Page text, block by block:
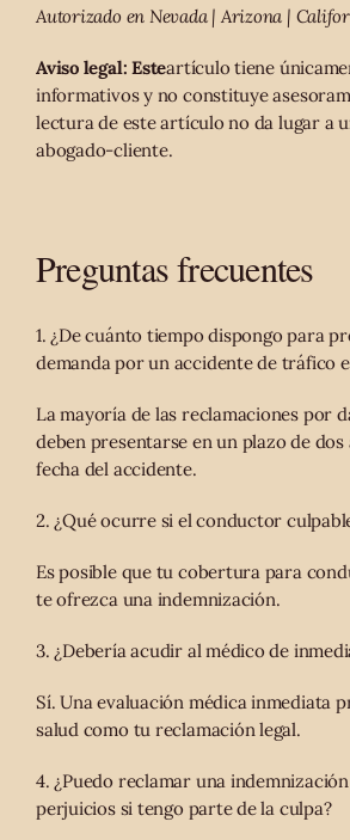
Autorizado en Nevada | Arizona |
Aviso legal: Esteartículo tiene
informativos y no constituye
lectura de este artículo no da lugar a
abogado-cliente.
Preguntas frecuentes
1. ¿De cuánto tiempo dispongo para
demanda por un accidente de tráfico
La mayoría de las reclamaciones por
deben presentarse en un plazo de
fecha del accidente.
2. ¿Qué ocurre si el conductor
Es posible que tu cobertura para
te ofrezca una indemnización.
3. ¿Debería acudir al médico de
Sí. Una evaluación médica inmediata
salud como tu reclamación legal.
4. ¿Puedo reclamar una
perjuicios si tengo parte de la culpa?